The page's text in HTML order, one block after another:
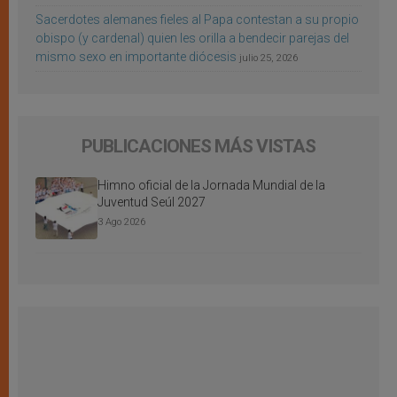
Sacerdotes alemanes fieles al Papa contestan a su propio
obispo (y cardenal) quien les orilla a bendecir parejas del
mismo sexo en importante diócesis julio 25, 2026
PUBLICACIONES MÁS VISTAS
Himno oficial de la Jornada Mundial de la
Juventud Seúl 2027
3 Ago 2026